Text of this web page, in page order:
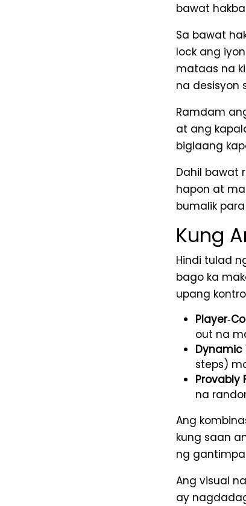
bawat
Sa bawat
lock ang
mataas na
na desisyon
Ramdam
at ang
biglaang
Dahil bawat
hapon at
bumalik
Kung
Hindi tulad
bago ka
upang
out na
Dynamic
steps)
Provably
na
Ang
kung saan
ng
Ang visual
ay